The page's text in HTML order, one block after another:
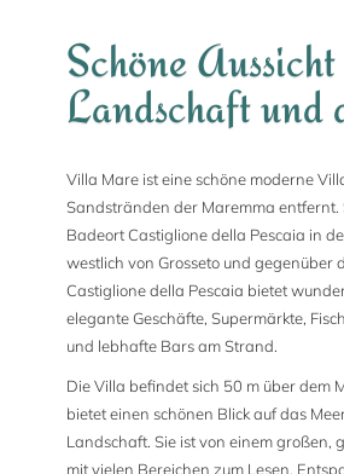
Schöne
Landschaft und
Villa Mare ist eine schöne moderne
Sandstränden der Maremma entfernt.
Badeort Castiglione della Pescaia in
westlich von Grosseto und gegenüber
Castiglione della Pescaia bietet
elegante Geschäfte, Supermärkte,
und lebhafte Bars am Strand.
Die Villa befindet sich 50 m über dem
bietet einen schönen Blick auf das
Landschaft. Sie ist von einem großen,
mit vielen Bereichen zum Lesen,